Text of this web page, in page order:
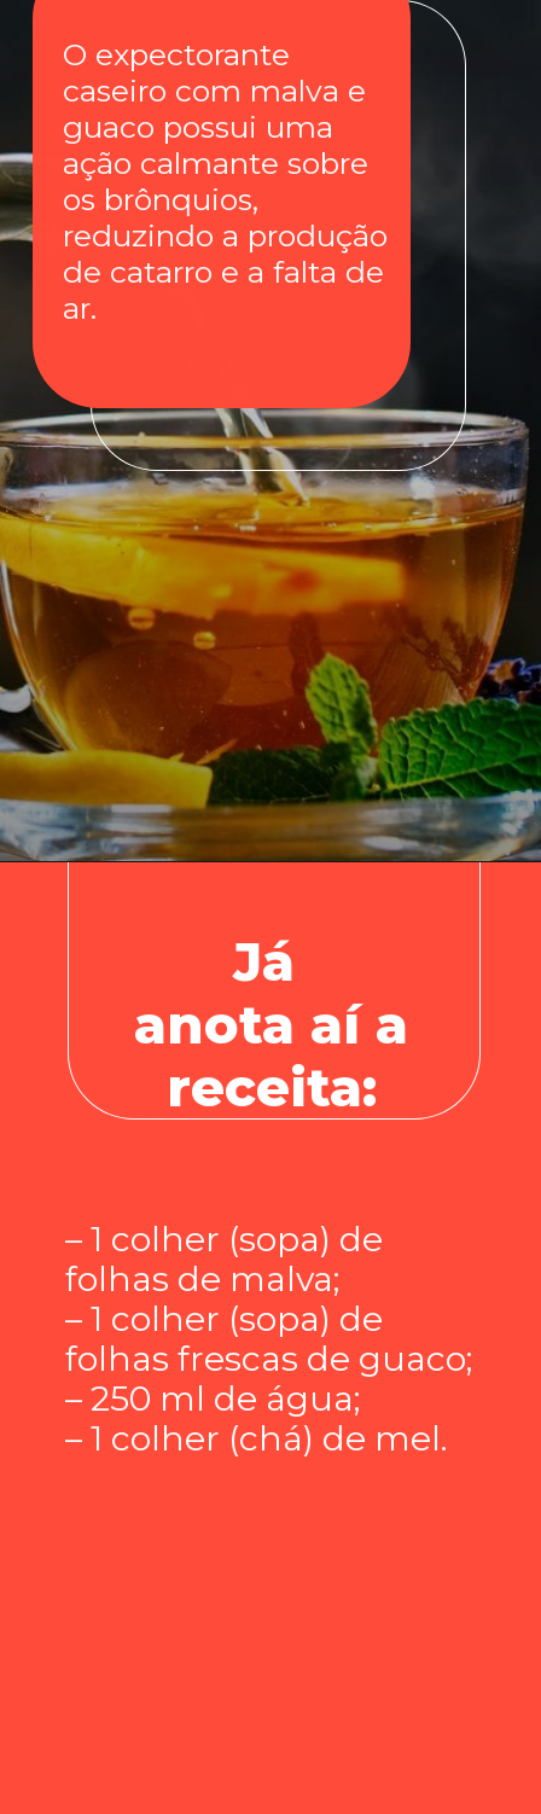
O expectorante
caseiro com malva e
guaco possui uma
ação calmante sobre
os brônquios,
reduzindo a produção
de catarro e a falta de
ar.
Já
anota aí a
receita:
– 1 colher (sopa) de
folhas de malva;
– 1 colher (sopa) de
folhas frescas de guaco;
– 250 ml de água;
– 1 colher (chá) de mel.